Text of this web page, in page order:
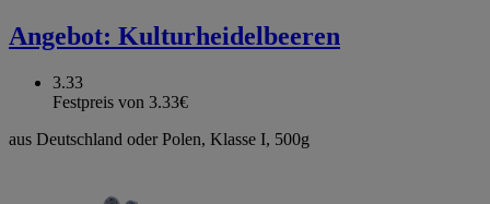
Angebot: Kulturheidelbeeren
3.33
Festpreis von 3.33€
aus Deutschland oder Polen, Klasse I, 500g